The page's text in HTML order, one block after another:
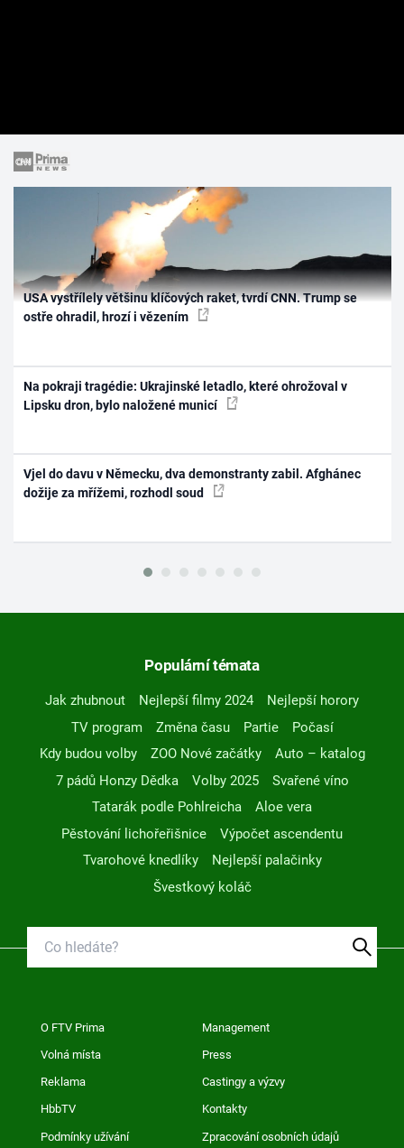
USA vystřílely většinu klíčových raket, tvrdí CNN. Trump se
ostře ohradil, hrozí i vězením
Na pokraji tragédie: Ukrajinské letadlo, které ohrožoval v
Lipsku dron, bylo naložené municí
Vjel do davu v Německu, dva demonstranty zabil. Afghánec
dožije za mřížemi, rozhodl soud
Populární témata
Jak zhubnout Nejlepší filmy 2024
Nejlepší horory
TV program
Změna času Partie
Počasí
Kdy budou volby
ZOO Nové začátky
Auto – katalog
7 pádů Honzy Dědka
Volby 2025
Svařené víno
Tatarák podle Pohlreicha
Aloe vera
Pěstování lichořeřišnice
Výpočet ascendentu
Tvarohové knedlíky
Nejlepší palačinky
Švestkový koláč
O FTV Prima Management
Volná místa Press
Reklama Castingy a výzvy
HbbTV Kontakty
Podmínky užívání Zpracování osobních údajů